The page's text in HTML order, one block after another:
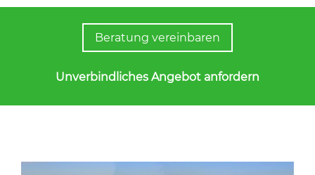
Beratung vereinbaren
Unverbindliches Angebot anfordern